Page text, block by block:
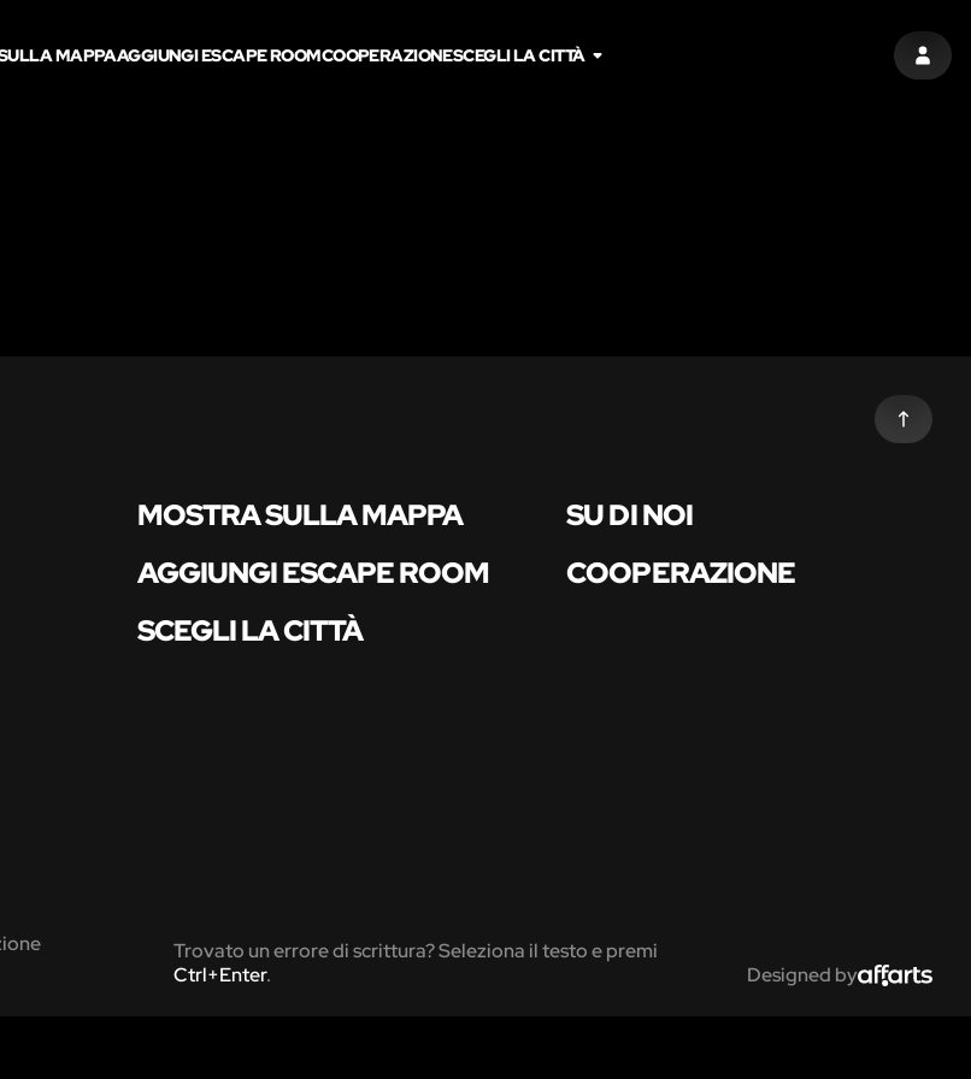
MAPPAAGGIUNGI ESCAPE ROOMCOOPERAZIONESCEGLI LA CITTÀ
MOSTRA SULLA MAPPA
SU DI NOI
AGGIUNGI ESCAPE ROOM
COOPERAZIONE
SCEGLI LA CITTÀ
Trovato un errore di scrittura? Seleziona il testo e premi
Ctrl+Enter. Designed by